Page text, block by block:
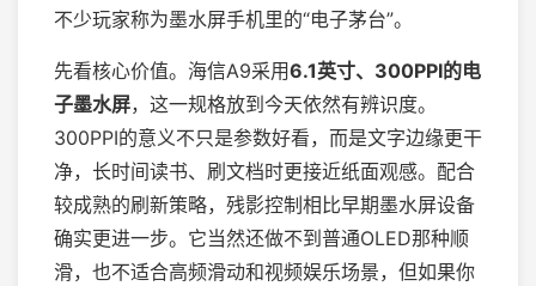
不少玩家称为墨水屏手机里的“电子茅台”。
先看核心价值。海信A9采用6.1英寸、300PPI的电
子墨水屏，这一规格放到今天依然有辨识度。
300PPI的意义不只是参数好看，而是文字边缘更干
净，长时间读书、刷文档时更接近纸面观感。配合
较成熟的刷新策略，残影控制相比早期墨水屏设备
确实更进一步。它当然还做不到普通OLED那种顺
滑，也不适合高频滑动和视频娱乐场景，但如果你